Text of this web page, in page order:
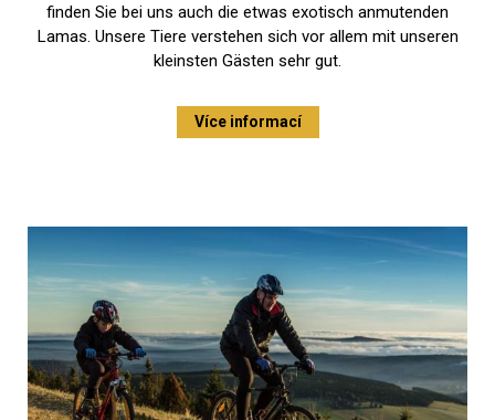
finden Sie bei uns auch die etwas exotisch anmutenden
Lamas. Unsere Tiere verstehen sich vor allem mit unseren
kleinsten Gästen sehr gut.
Více informací